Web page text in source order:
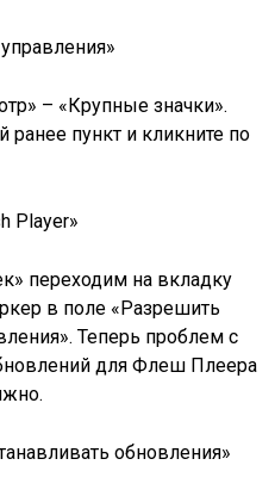
– «Крупные значки».
ранее пункт и кликните по
переходим на вкладку
в поле «Разрешить
Теперь проблем с
для Флеш Плеера